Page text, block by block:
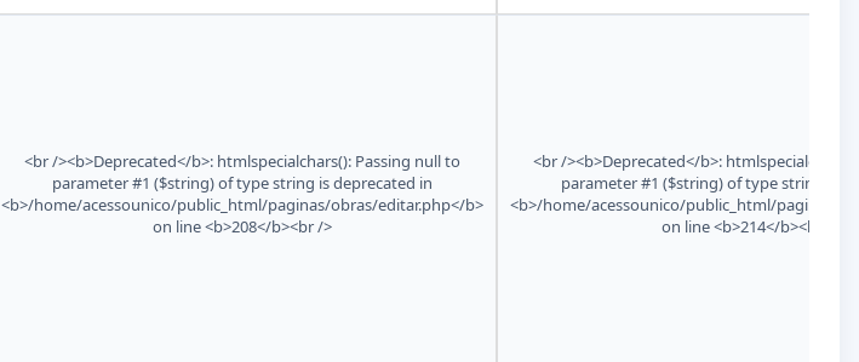
<br /><b>Deprecated</b>: htmlspecialchars(): Passing null to
parameter #1 ($string) of type string is deprecated in
<b>/home/acessounico/public_html/paginas/obras/editar.php</b>
on line <b>208</b><br />
<br /><b>Deprecated</b>:
parameter #1 ($string) of type string is
<b>/home/acessounico/public_html/paginas/
on line <b>214</b><br />